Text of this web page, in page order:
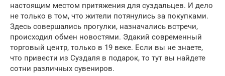
настоящим местом притяжения для суздальцев. И дело
не только в том, что жители потянулись за покупками.
Здесь совершались прогулки, назначались встречи,
происходил обмен новостями. Эдакий современный
торговый центр, только в 19 веке. Если вы не знаете,
что привести из Суздаля в подарок, то тут вы найдете
сотни различных сувениров.